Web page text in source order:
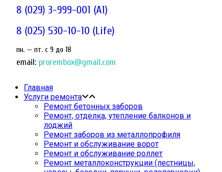
8 (029) 3-999-001 (A1)
8 (025) 530-10-10 (Life)
пн. — пт. c 9 до 18
email: prorembox@gmail.com
Главная
Услуги ремонта
Ремонт бетонных заборов
Ремонт, отделка, утепление балконов и
лоджий
Ремонт заборов из металлопрофиля
Ремонт и обслуживание ворот
Ремонт и обслуживание роллет
Ремонт металлоконструкции (лестницы,